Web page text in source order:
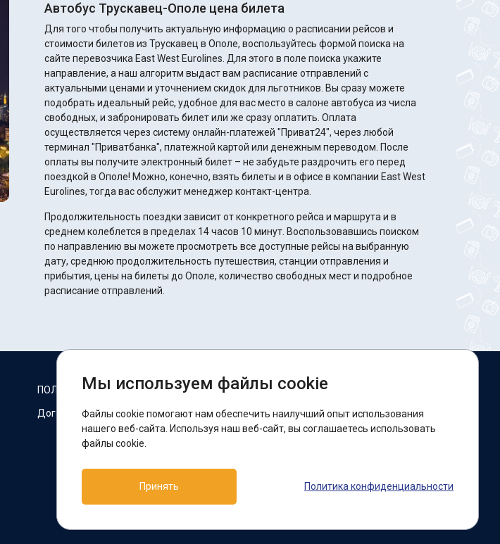
Автобус Трускавец-Ополе цена билета
Для того чтобы получить актуальную информацию о расписании рейсов и
стоимости билетов из Трускавец в Ополе, воспользуйтесь формой поиска на
сайте перевозчика East West Eurolines. Для этого в поле поиска укажите
направление, а наш алгоритм выдаст вам расписание отправлений с
актуальными ценами и уточнением скидок для льготников. Вы сразу можете
подобрать идеальный рейс, удобное для вас место в салоне автобуса из числа
свободных, и забронировать билет или же сразу оплатить. Оплата
осуществляется через систему онлайн-платежей "Приват24", через любой
терминал "Приватбанка", платежной картой или денежным переводом. После
оплаты вы получите электронный билет – не забудьте раздрочить его перед
поездкой в Ополе! Можно, конечно, взять билеты и в офисе в компании East West
Eurolines, тогда вас обслужит менеджер контакт-центра.
Продолжительность поездки зависит от конкретного рейса и маршрута и в
среднем колеблется в пределах 14 часов 10 минут. Воспользовавшись поиском
по направлению вы можете просмотреть все доступные рейсы на выбранную
дату, среднюю продолжительность путешествия, станции отправления и
прибытия, цены на билеты до Ополе, количество свободных мест и подробное
расписание отправлений.
ПОЛИТИКА COOKIES
Договор оферты
Мы в соцсетях:
Facebook
Поддержка:
Telegram-бот
Мы используем файлы cookie
Файлы cookie помогают нам обеспечить наилучший опыт использования
нашего веб-сайта. Используя наш веб-сайт, вы соглашаетесь использовать
файлы cookie.
Принять Политика конфиденциальности